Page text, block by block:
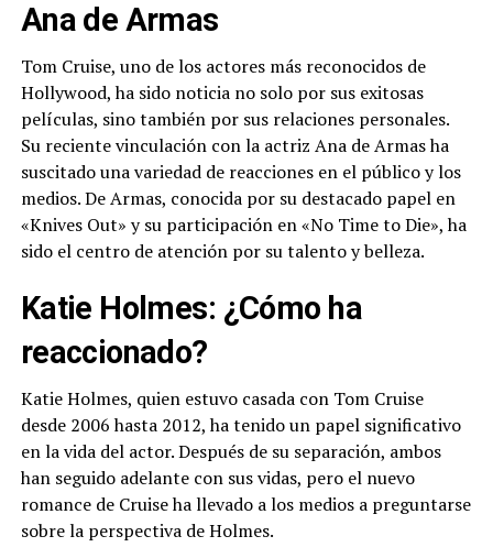
Ana de Armas
Tom Cruise, uno de los actores más reconocidos de
Hollywood, ha sido noticia no solo por sus exitosas
películas, sino también por sus relaciones personales.
Su reciente vinculación con la actriz Ana de Armas ha
suscitado una variedad de reacciones en el público y los
medios. De Armas, conocida por su destacado papel en
«Knives Out» y su participación en «No Time to Die», ha
sido el centro de atención por su talento y belleza.
Katie Holmes: ¿Cómo ha
reaccionado?
Katie Holmes, quien estuvo casada con Tom Cruise
desde 2006 hasta 2012, ha tenido un papel significativo
en la vida del actor. Después de su separación, ambos
han seguido adelante con sus vidas, pero el nuevo
romance de Cruise ha llevado a los medios a preguntarse
sobre la perspectiva de Holmes.